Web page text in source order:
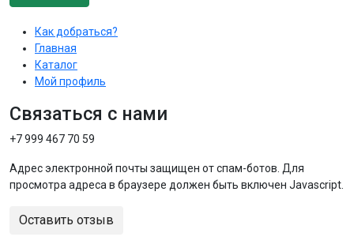
Как добраться?
Главная
Каталог
Мой профиль
Связаться с нами
+7 999 467 70 59
Адрес электронной почты защищен от спам-ботов. Для
просмотра адреса в браузере должен быть включен Javascript.
Оставить отзыв